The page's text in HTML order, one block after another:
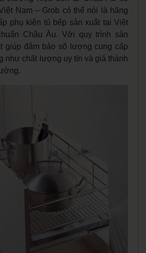
Nam – Grob có thể nói là hãng
phụ kiện tủ bếp sản xuất tại Việt
Châu Âu. Với quy trình sản
giúp đảm bảo số lượng cung cấp
như chất lượng uy tín và giá thành